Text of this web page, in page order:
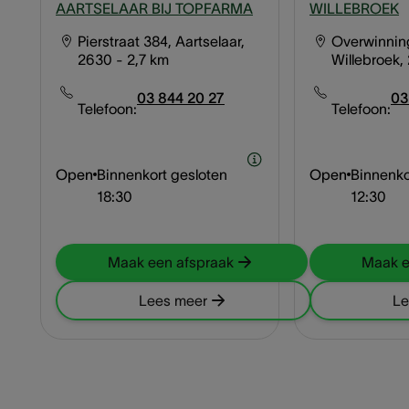
AARTSELAAR BIJ TOPFARMA
Pierstraat 384, Aartselaar,
2630 - 2,7 km
Telefoon:
03 844 20 27
Open Binnenkort gesloten
18:30
Maak een afspraak
Lees meer
WILLEBROEK
Willebroek,
Telefoon:
Open
12:30
Maak